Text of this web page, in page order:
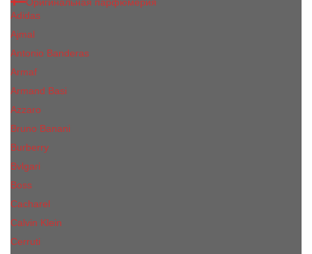
Adidas
Ajmal
Antonio Banderas
Armaf
Armand Basi
Azzaro
Bruno Banani
Burberry
Bvlgari
Boss
Cacharel
Calvin Klein
Cerruti